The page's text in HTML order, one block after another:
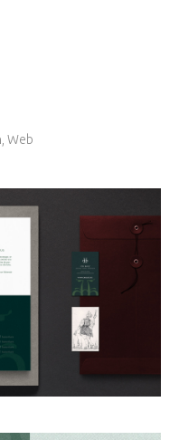
Web